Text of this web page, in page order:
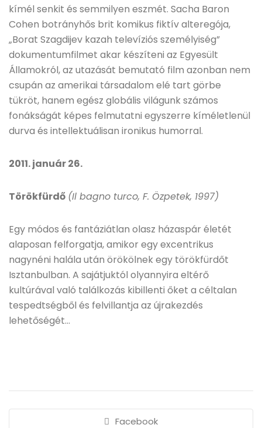
kímél senkit és semmilyen eszmét. Sacha Baron
Cohen botrányhős brit komikus fiktív alteregója,
„Borat Szagdijev kazah televíziós személyiség”
dokumentumfilmet akar készíteni az Egyesült
Államokról, az utazását bemutató film azonban nem
csupán az amerikai társadalom elé tart görbe
tükröt, hanem egész globális világunk számos
fonákságát képes felmutatni egyszerre kíméletlenül
durva és intellektuálisan ironikus humorral.
2011. január 26.
Törökfürdő (Il bagno turco, F. Özpetek, 1997)
Egy módos és fantáziátlan olasz házaspár életét
alaposan felforgatja, amikor egy excentrikus
nagynéni halála után örökölnek egy törökfürdőt
Isztanbulban. A sajátjuktól olyannyira eltérő
kultúrával való találkozás kibillenti őket a céltalan
tespedtségből és felvillantja az újrakezdés
lehetőségét…
Facebook